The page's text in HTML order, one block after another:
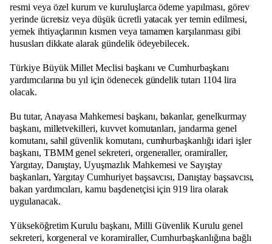
resmi veya özel kurum ve kuruluşlarca ödeme yapılması, görev
yerinde ücretsiz veya düşük ücretli yatacak yer temin edilmesi,
yemek ihtiyaçlarının kısmen veya tamamen karşılanması gibi
hususları dikkate alarak gündelik ödeyebilecek.
Türkiye Büyük Millet Meclisi başkanı ve Cumhurbaşkanı
yardımcılarına bu yıl için ödenecek gündelik tutarı 1104 lira
olacak.
Bu tutar, Anayasa Mahkemesi başkanı, bakanlar, genelkurmay
başkanı, milletvekilleri, kuvvet komutanları, jandarma genel
komutanı, sahil güvenlik komutanı, cumhurbaşkanlığı idari işler
başkanı, TBMM genel sekreteri, orgeneraller, oramiraller,
Yargıtay, Danıştay, Uyuşmazlık Mahkemesi ve Sayıştay
başkanları, Yargıtay Cumhuriyet başsavcısı, Danıştay başsavcısı,
bakan yardımcıları, kamu başdenetçisi için 919 lira olarak
uygulanacak.
Yükseköğretim Kurulu başkanı, Milli Güvenlik Kurulu genel
sekreteri, korgeneral ve koramiraller, Cumhurbaşkanlığına bağlı